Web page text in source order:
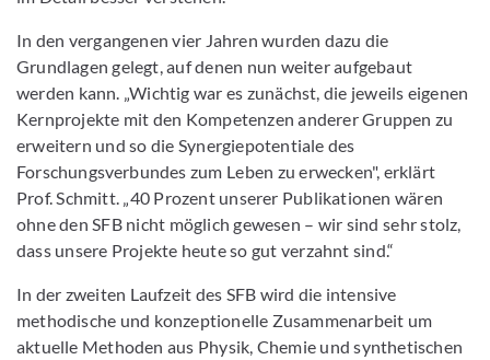
In den vergangenen vier Jahren wurden dazu die
Grundlagen gelegt, auf denen nun weiter aufgebaut
werden kann. „Wichtig war es zunächst, die jeweils eigenen
Kernprojekte mit den Kompetenzen anderer Gruppen zu
erweitern und so die Synergiepotentiale des
Forschungsverbundes zum Leben zu erwecken", erklärt
Prof. Schmitt. „40 Prozent unserer Publikationen wären
ohne den SFB nicht möglich gewesen – wir sind sehr stolz,
dass unsere Projekte heute so gut verzahnt sind.“
In der zweiten Laufzeit des SFB wird die intensive
methodische und konzeptionelle Zusammenarbeit um
aktuelle Methoden aus Physik, Chemie und synthetischen